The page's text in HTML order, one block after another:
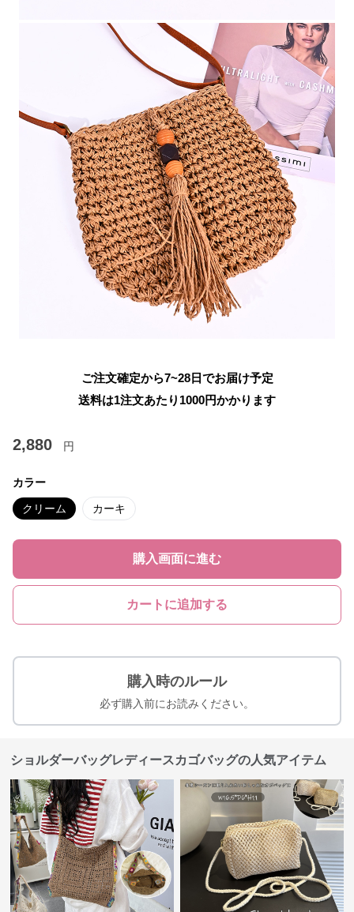
ご注文確定から7~28日でお届け予定
送料は1注文あたり 1000円かかります
2,880 円
カラー
クリーム カーキ
購入画面に進む
カートに追加する
購入時のルール
必ず購入前にお読みください。
ショルダーバッグレディースカゴバッグの人気アイテム